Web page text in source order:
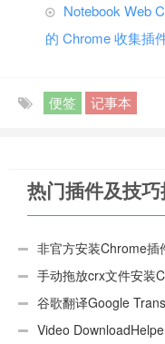
Notebook Web
的 Chrome 收集插
便签 记事本
热门插件及技
非官方安装Chrome插
手动拖放crx文件安装
谷歌翻译Google
Video